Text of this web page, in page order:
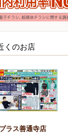
くのお店
ラス善通寺店